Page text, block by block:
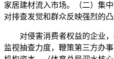
家居建材流入市场。（二）集
对排查发觉和群众反映强烈的凸
对侵害消费者权益的企业，
监视抽查力度，鞭策第三方办